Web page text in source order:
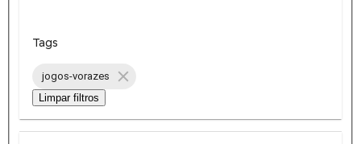
Tags
jogos-vorazes
Limpar filtros